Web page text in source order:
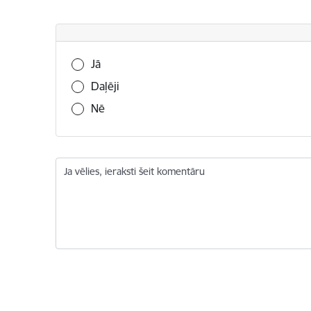
Vai šī informācija bija noderīga?
Jā
Daļēji
Nē
Ja vēlies, ieraksti šeit komentāru